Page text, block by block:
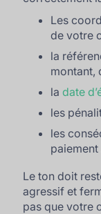
Les
de votre
la
montant,
ladate
les
les
paiement
Le ton doit
agressif et
pas que votre